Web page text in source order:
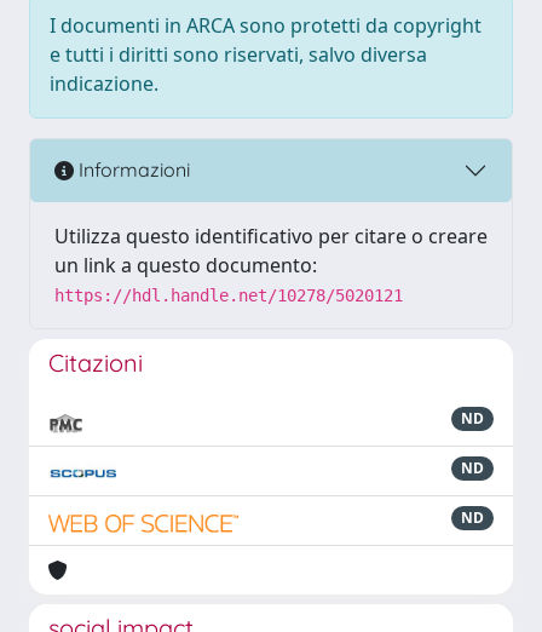
I documenti in ARCA sono protetti da copyright
e tutti i diritti sono riservati, salvo diversa
indicazione.
Informazioni
Utilizza questo identificativo per citare o creare
un link a questo documento:
https://hdl.handle.net/10278/5020121
Citazioni
ND
ND
ND